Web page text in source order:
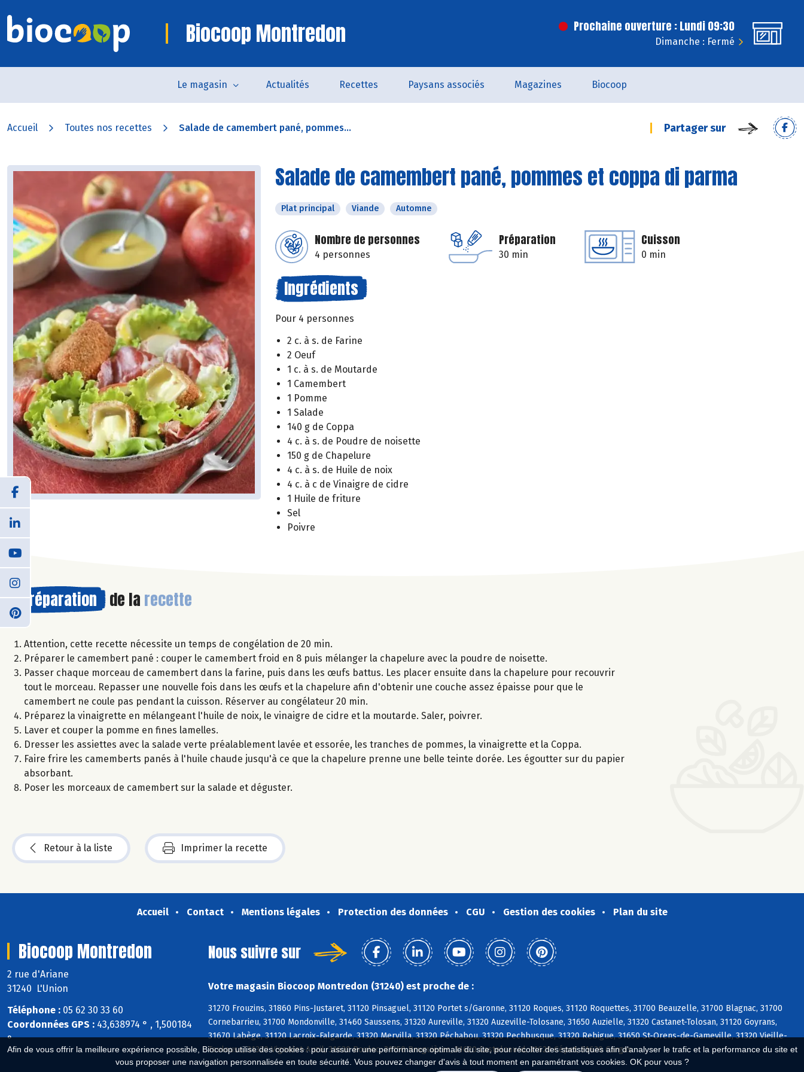
Afin de vous offrir la meilleure expérience possible, Biocoop utilise des cookies : pour assurer une performance optimale du site, pour récolter des statistiques afin d'analyser le trafic et la performance du site et
vous proposer une navigation personnalisée en toute sécurité. Vous pouvez changer d'avis à tout moment en paramétrant vos cookies. OK pour vous ?
Biocoop Montredon Prochaine ouverture : Lundi 09:30
Dimanche : Fermé
Le magasin Actualités Recettes Paysans associés Magazines Biocoop
Accueil Toutes nos recettes Salade de camembert pané, pommes... Partager sur
Salade de camembert pané, pommes et coppa di parma
Plat principal Viande Automne
Nombre de personnes
4 personnes
Préparation
30 min
Cuisson
0 min
Ingrédients
Pour 4 personnes
2 c. à s. de Farine
2 Oeuf
1 c. à s. de Moutarde
1 Camembert
1 Pomme
1 Salade
140 g de Coppa
4 c. à s. de Poudre de noisette
150 g de Chapelure
4 c. à s. de Huile de noix
4 c. à c de Vinaigre de cidre
1 Huile de friture
Sel
Poivre
Préparation de la recette
Attention, cette recette nécessite un temps de congélation de 20 min.
Préparer le camembert pané : couper le camembert froid en 8 puis mélanger la chapelure avec la poudre de noisette.
Passer chaque morceau de camembert dans la farine, puis dans les œufs battus. Les placer ensuite dans la chapelure pour recouvrir
tout le morceau. Repasser une nouvelle fois dans les œufs et la chapelure afin d'obtenir une couche assez épaisse pour que le
camembert ne coule pas pendant la cuisson. Réserver au congélateur 20 min.
Préparez la vinaigrette en mélangeant l'huile de noix, le vinaigre de cidre et la moutarde. Saler, poivrer.
Laver et couper la pomme en fines lamelles.
Dresser les assiettes avec la salade verte préalablement lavée et essorée, les tranches de pommes, la vinaigrette et la Coppa.
Faire frire les camemberts panés à l'huile chaude jusqu'à ce que la chapelure prenne une belle teinte dorée. Les égoutter sur du papier
absorbant.
Poser les morceaux de camembert sur la salade et déguster.
Retour à la liste Imprimer la recette
Accueil Contact Mentions légales Protection des données CGU Gestion des cookies Plan du site
Biocoop Montredon
2 rue d'Ariane
31240 L'Union
Téléphone : 05 62 30 33 60
Coordonnées GPS : 43,638974 ° , 1,500184
°
Nous suivre sur
Votre magasin Biocoop Montredon (31240) est proche de :
31270 Frouzins, 31860 Pins-Justaret, 31120 Pinsaguel, 31120 Portet s/Garonne, 31120 Roques, 31120 Roquettes, 31700 Beauzelle, 31700 Blagnac, 31700
Cornebarrieu, 31700 Mondonville, 31460 Saussens, 31320 Aureville, 31320 Auzeville-Tolosane, 31650 Auzielle, 31320 Castanet-Tolosan, 31120 Goyrans,
31670 Labège, 31120 Lacroix-Falgarde, 31320 Mervilla, 31320 Péchabou, 31320 Pechbusque, 31320 Rebigue, 31650 St-Orens-de-Gameville, 31320 Vieille-
Toulouse, 31320 Vigoulet-Auzil, 31620 Bouloc, 31150 Bruguières, 31620 Castelnau-d, 31620 Cépet, 31620 Gargas